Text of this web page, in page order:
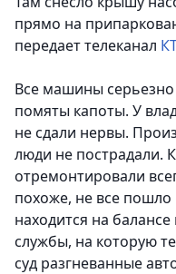
прямо на
передает телеканал
Все машины серьезно
помяты капоты. У
не сдали нервы.
люди не пострадали.
отремонтировали
похоже, не все пошло
находится на
службы, на которую
суд разгневанные